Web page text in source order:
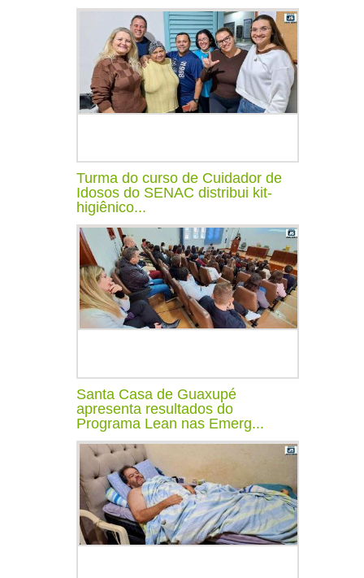
Turma do curso de Cuidador de
Idosos do SENAC distribui kit-
higiênico...
Santa Casa de Guaxupé
apresenta resultados do
Programa Lean nas Emerg...